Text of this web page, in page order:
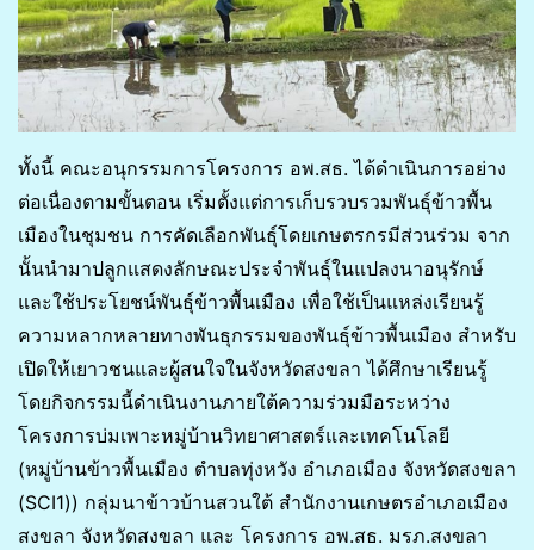
ทั้งนี้ คณะอนุกรรมการโครงการ อพ.สธ. ได้ดำเนินการอย่าง
ต่อเนื่องตามขั้นตอน เริ่มตั้งแต่การเก็บรวบรวมพันธุ์ข้าวพื้น
เมืองในชุมชน การคัดเลือกพันธุ์โดยเกษตรกรมีส่วนร่วม จาก
นั้นนำมาปลูกแสดงลักษณะประจำพันธุ์ในแปลงนาอนุรักษ์
และใช้ประโยชน์พันธุ์ข้าวพื้นเมือง เพื่อใช้เป็นแหล่งเรียนรู้
ความหลากหลายทางพันธุกรรมของพันธุ์ข้าวพื้นเมือง สำหรับ
เปิดให้เยาวชนและผู้สนใจในจังหวัดสงขลา ได้ศึกษาเรียนรู้
โดยกิจกรรมนี้ดำเนินงานภายใต้ความร่วมมือระหว่าง
โครงการบ่มเพาะหมู่บ้านวิทยาศาสตร์และเทคโนโลยี
(หมู่บ้านข้าวพื้นเมือง ตำบลทุ่งหวัง อำเภอเมือง จังหวัดสงขลา
(SCI1)) กลุ่มนาข้าวบ้านสวนใต้ สำนักงานเกษตรอำเภอเมือง
สงขลา จังหวัดสงขลา และ โครงการ อพ.สธ. มรภ.สงขลา